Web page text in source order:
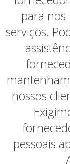
para
serviços.
nossos
pessoais